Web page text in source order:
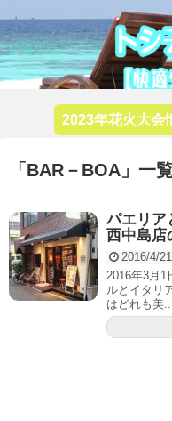
トシ
快適生活
2023年花火大会
「 BAR－BOA 」 一
パエリ
西中島店
2016/4/21
2016年3月1
ルとイタリ
はどれも美...